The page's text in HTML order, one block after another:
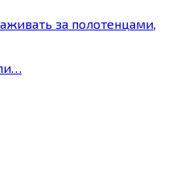
за полотенцами,